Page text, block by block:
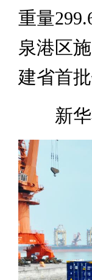
重量
泉港区
建省首
新华